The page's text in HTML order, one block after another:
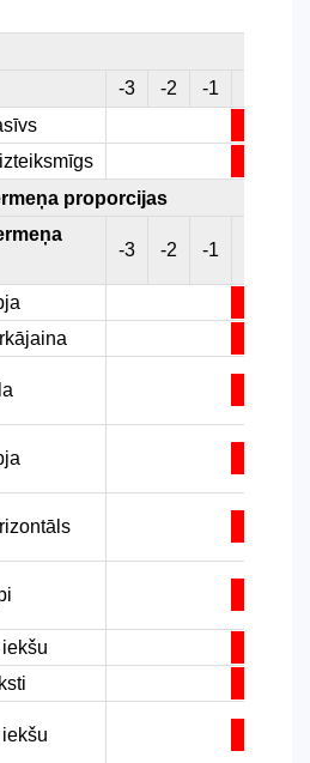
-3 -2 -1
proporcijas
-3 -2 -1